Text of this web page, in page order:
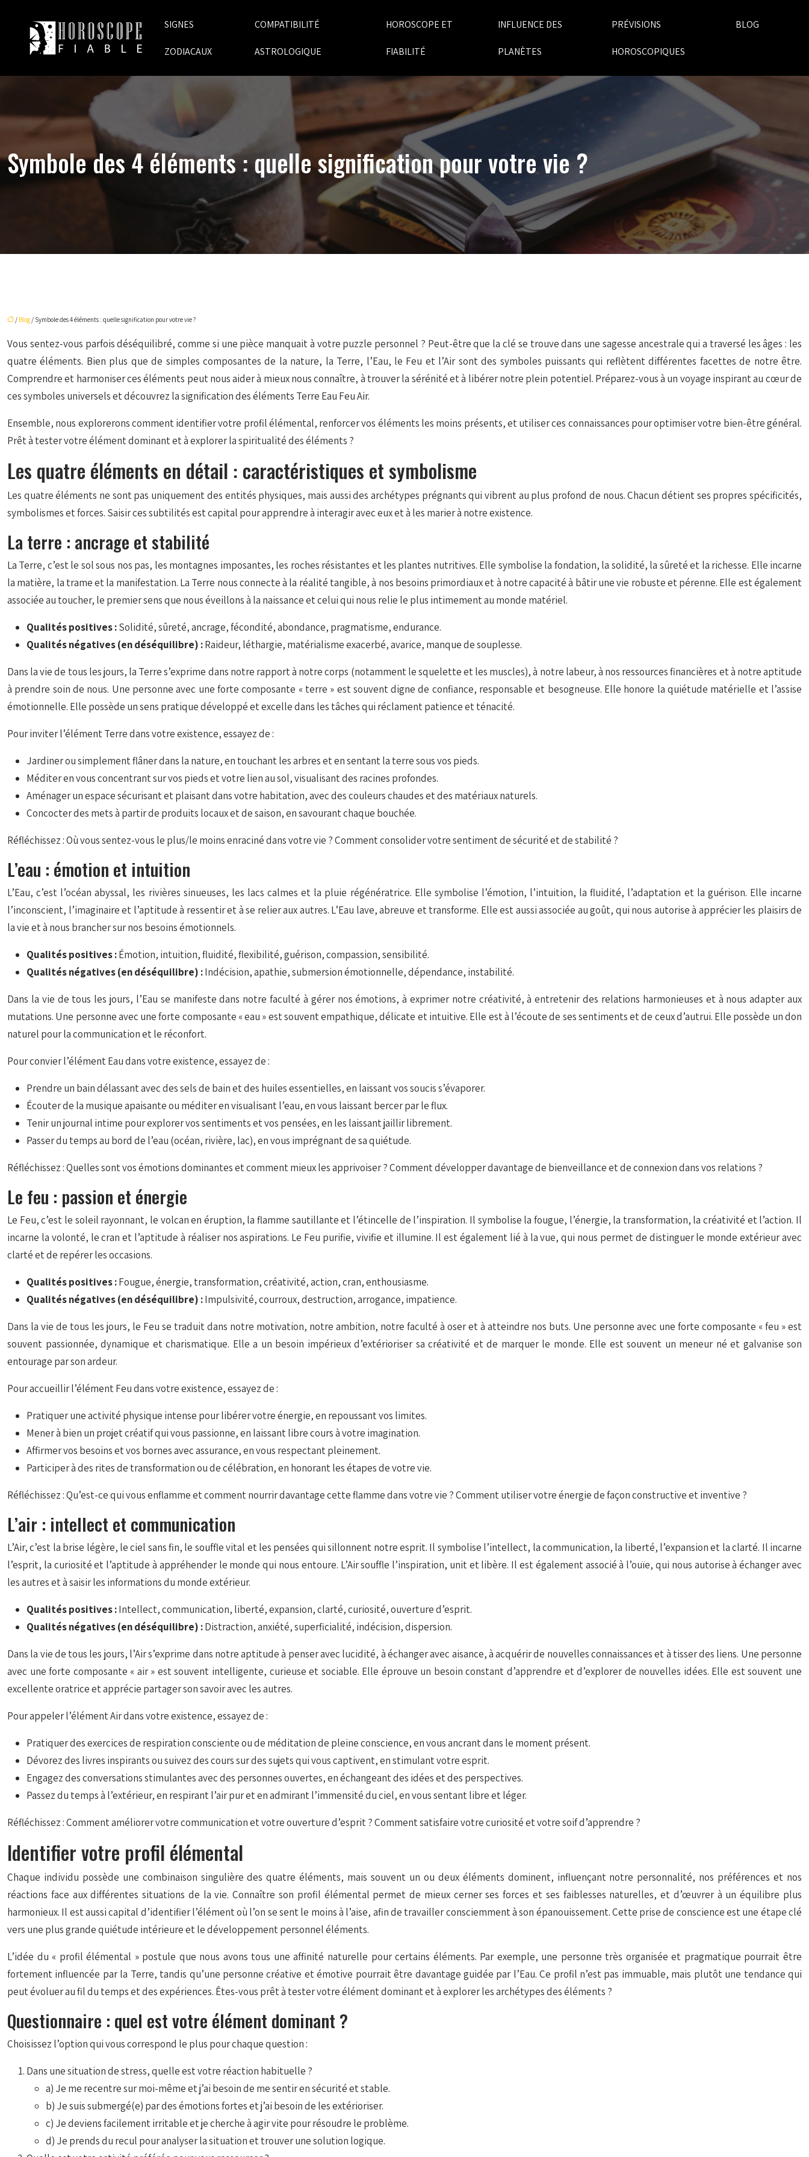
SIGNES
ZODIACAUX
COMPATIBILITÉ
ASTROLOGIQUE
HOROSCOPE ET
FIABILITÉ
INFLUENCE DES
PLANÈTES
PRÉVISIONS
HOROSCOPIQUES
BLOG
Symbole des 4 éléments : quelle signification pour votre vie ?
/ Blog / Symbole des 4 éléments : quelle signification pour votre vie ?
Vous sentez-vous parfois déséquilibré, comme si une pièce manquait à votre puzzle personnel ? Peut-être que la clé se trouve dans une sagesse ancestrale qui a traversé les âges : les
quatre éléments. Bien plus que de simples composantes de la nature, la Terre, l’Eau, le Feu et l’Air sont des symboles puissants qui reflètent différentes facettes de notre être.
Comprendre et harmoniser ces éléments peut nous aider à mieux nous connaître, à trouver la sérénité et à libérer notre plein potentiel. Préparez-vous à un voyage inspirant au cœur de
ces symboles universels et découvrez la signification des éléments Terre Eau Feu Air.
Ensemble, nous explorerons comment identifier votre profil élémental, renforcer vos éléments les moins présents, et utiliser ces connaissances pour optimiser votre bien-être général.
Prêt à tester votre élément dominant et à explorer la spiritualité des éléments ?
Les quatre éléments en détail : caractéristiques et symbolisme
Les quatre éléments ne sont pas uniquement des entités physiques, mais aussi des archétypes prégnants qui vibrent au plus profond de nous. Chacun détient ses propres spécificités,
symbolismes et forces. Saisir ces subtilités est capital pour apprendre à interagir avec eux et à les marier à notre existence.
La terre : ancrage et stabilité
La Terre, c’est le sol sous nos pas, les montagnes imposantes, les roches résistantes et les plantes nutritives. Elle symbolise la fondation, la solidité, la sûreté et la richesse. Elle incarne
la matière, la trame et la manifestation. La Terre nous connecte à la réalité tangible, à nos besoins primordiaux et à notre capacité à bâtir une vie robuste et pérenne. Elle est également
associée au toucher, le premier sens que nous éveillons à la naissance et celui qui nous relie le plus intimement au monde matériel.
Qualités positives :Solidité, sûreté, ancrage, fécondité, abondance, pragmatisme, endurance.
Qualités négatives (en déséquilibre) :Raideur, léthargie, matérialisme exacerbé, avarice, manque de souplesse.
Dans la vie de tous les jours, la Terre s’exprime dans notre rapport à notre corps (notamment le squelette et les muscles), à notre labeur, à nos ressources financières et à notre aptitude
à prendre soin de nous. Une personne avec une forte composante « terre » est souvent digne de confiance, responsable et besogneuse. Elle honore la quiétude matérielle et l’assise
émotionnelle. Elle possède un sens pratique développé et excelle dans les tâches qui réclament patience et ténacité.
Pour inviter l’élément Terre dans votre existence, essayez de :
Jardiner ou simplement flâner dans la nature, en touchant les arbres et en sentant la terre sous vos pieds.
Méditer en vous concentrant sur vos pieds et votre lien au sol, visualisant des racines profondes.
Aménager un espace sécurisant et plaisant dans votre habitation, avec des couleurs chaudes et des matériaux naturels.
Concocter des mets à partir de produits locaux et de saison, en savourant chaque bouchée.
Réfléchissez : Où vous sentez-vous le plus/le moins enraciné dans votre vie ? Comment consolider votre sentiment de sécurité et de stabilité ?
L’eau : émotion et intuition
L’Eau, c’est l’océan abyssal, les rivières sinueuses, les lacs calmes et la pluie régénératrice. Elle symbolise l’émotion, l’intuition, la fluidité, l’adaptation et la guérison. Elle incarne
l’inconscient, l’imaginaire et l’aptitude à ressentir et à se relier aux autres. L’Eau lave, abreuve et transforme. Elle est aussi associée au goût, qui nous autorise à apprécier les plaisirs de
la vie et à nous brancher sur nos besoins émotionnels.
Qualités positives :Émotion, intuition, fluidité, flexibilité, guérison, compassion, sensibilité.
Qualités négatives (en déséquilibre) :Indécision, apathie, submersion émotionnelle, dépendance, instabilité.
Dans la vie de tous les jours, l’Eau se manifeste dans notre faculté à gérer nos émotions, à exprimer notre créativité, à entretenir des relations harmonieuses et à nous adapter aux
mutations. Une personne avec une forte composante « eau » est souvent empathique, délicate et intuitive. Elle est à l’écoute de ses sentiments et de ceux d’autrui. Elle possède un don
naturel pour la communication et le réconfort.
Pour convier l’élément Eau dans votre existence, essayez de :
Prendre un bain délassant avec des sels de bain et des huiles essentielles, en laissant vos soucis s’évaporer.
Écouter de la musique apaisante ou méditer en visualisant l’eau, en vous laissant bercer par le flux.
Tenir un journal intime pour explorer vos sentiments et vos pensées, en les laissant jaillir librement.
Passer du temps au bord de l’eau (océan, rivière, lac), en vous imprégnant de sa quiétude.
Réfléchissez : Quelles sont vos émotions dominantes et comment mieux les apprivoiser ? Comment développer davantage de bienveillance et de connexion dans vos relations ?
Le feu : passion et énergie
Le Feu, c’est le soleil rayonnant, le volcan en éruption, la flamme sautillante et l’étincelle de l’inspiration. Il symbolise la fougue, l’énergie, la transformation, la créativité et l’action. Il
incarne la volonté, le cran et l’aptitude à réaliser nos aspirations. Le Feu purifie, vivifie et illumine. Il est également lié à la vue, qui nous permet de distinguer le monde extérieur avec
clarté et de repérer les occasions.
Qualités positives :Fougue, énergie, transformation, créativité, action, cran, enthousiasme.
Qualités négatives (en déséquilibre) :Impulsivité, courroux, destruction, arrogance, impatience.
Dans la vie de tous les jours, le Feu se traduit dans notre motivation, notre ambition, notre faculté à oser et à atteindre nos buts. Une personne avec une forte composante « feu » est
souvent passionnée, dynamique et charismatique. Elle a un besoin impérieux d’extérioriser sa créativité et de marquer le monde. Elle est souvent un meneur né et galvanise son
entourage par son ardeur.
Pour accueillir l’élément Feu dans votre existence, essayez de :
Pratiquer une activité physique intense pour libérer votre énergie, en repoussant vos limites.
Mener à bien un projet créatif qui vous passionne, en laissant libre cours à votre imagination.
Affirmer vos besoins et vos bornes avec assurance, en vous respectant pleinement.
Participer à des rites de transformation ou de célébration, en honorant les étapes de votre vie.
Réfléchissez : Qu’est-ce qui vous enflamme et comment nourrir davantage cette flamme dans votre vie ? Comment utiliser votre énergie de façon constructive et inventive ?
L’air : intellect et communication
L’Air, c’est la brise légère, le ciel sans fin, le souffle vital et les pensées qui sillonnent notre esprit. Il symbolise l’intellect, la communication, la liberté, l’expansion et la clarté. Il incarne
l’esprit, la curiosité et l’aptitude à appréhender le monde qui nous entoure. L’Air souffle l’inspiration, unit et libère. Il est également associé à l’ouïe, qui nous autorise à échanger avec
les autres et à saisir les informations du monde extérieur.
Qualités positives :Intellect, communication, liberté, expansion, clarté, curiosité, ouverture d’esprit.
Qualités négatives (en déséquilibre) :Distraction, anxiété, superficialité, indécision, dispersion.
Dans la vie de tous les jours, l’Air s’exprime dans notre aptitude à penser avec lucidité, à échanger avec aisance, à acquérir de nouvelles connaissances et à tisser des liens. Une personne
avec une forte composante « air » est souvent intelligente, curieuse et sociable. Elle éprouve un besoin constant d’apprendre et d’explorer de nouvelles idées. Elle est souvent une
excellente oratrice et apprécie partager son savoir avec les autres.
Pour appeler l’élément Air dans votre existence, essayez de :
Pratiquer des exercices de respiration consciente ou de méditation de pleine conscience, en vous ancrant dans le moment présent.
Dévorez des livres inspirants ou suivez des cours sur des sujets qui vous captivent, en stimulant votre esprit.
Engagez des conversations stimulantes avec des personnes ouvertes, en échangeant des idées et des perspectives.
Passez du temps à l’extérieur, en respirant l’air pur et en admirant l’immensité du ciel, en vous sentant libre et léger.
Réfléchissez : Comment améliorer votre communication et votre ouverture d’esprit ? Comment satisfaire votre curiosité et votre soif d’apprendre ?
Identifier votre profil élémental
Chaque individu possède une combinaison singulière des quatre éléments, mais souvent un ou deux éléments dominent, influençant notre personnalité, nos préférences et nos
réactions face aux différentes situations de la vie. Connaître son profil élémental permet de mieux cerner ses forces et ses faiblesses naturelles, et d’œuvrer à un équilibre plus
harmonieux. Il est aussi capital d’identifier l’élément où l’on se sent le moins à l’aise, afin de travailler consciemment à son épanouissement. Cette prise de conscience est une étape clé
vers une plus grande quiétude intérieure et le développement personnel éléments.
L’idée du « profil élémental » postule que nous avons tous une affinité naturelle pour certains éléments. Par exemple, une personne très organisée et pragmatique pourrait être
fortement influencée par la Terre, tandis qu’une personne créative et émotive pourrait être davantage guidée par l’Eau. Ce profil n’est pas immuable, mais plutôt une tendance qui
peut évoluer au fil du temps et des expériences. Êtes-vous prêt à tester votre élément dominant et à explorer les archétypes des éléments ?
Questionnaire : quel est votre élément dominant ?
Choisissez l’option qui vous correspond le plus pour chaque question :
Dans une situation de stress, quelle est votre réaction habituelle ?
a) Je me recentre sur moi-même et j’ai besoin de me sentir en sécurité et stable.
b) Je suis submergé(e) par des émotions fortes et j’ai besoin de les extérioriser.
c) Je deviens facilement irritable et je cherche à agir vite pour résoudre le problème.
d) Je prends du recul pour analyser la situation et trouver une solution logique.